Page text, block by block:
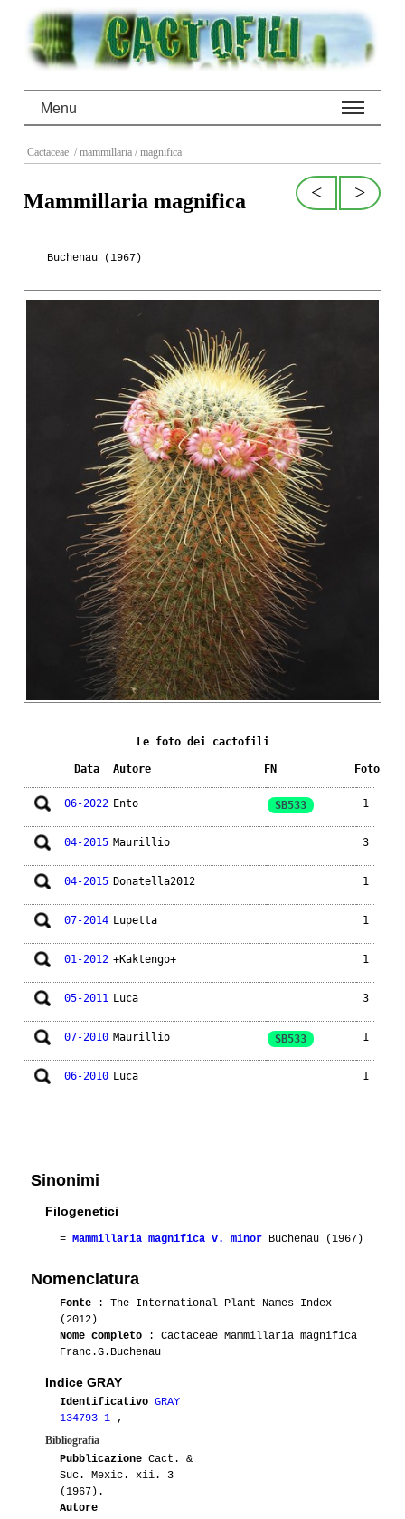
Menu
Cactaceae / mammillaria / magnifica
>
<
Mammillaria magnifica
Buchenau (1967)
Le foto dei cactofili
Data Autore FN Foto
06-2022 Ento SB533 1
04-2015 Maurillio 3
04-2015 Donatella2012 1
07-2014 Lupetta 1
01-2012 +Kaktengo+ 1
05-2011 Luca 3
07-2010 Maurillio SB533 1
06-2010 Luca 1
Sinonimi
Filogenetici
= Mammillaria magnifica v. minor Buchenau (1967)
Nomenclatura
Fonte : The International Plant Names Index
(2012)
Nome completo : Cactaceae Mammillaria magnifica
Franc.G.Buchenau
Indice GRAY
Identificativo GRAY
134793-1 ,
Bibliografia
Pubblicazione Cact. &
Suc. Mexic. xii. 3
(1967).
Autore